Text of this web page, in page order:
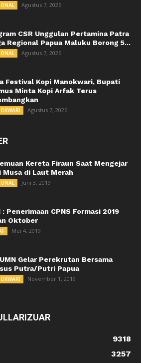
Agustus 7, 2026
CSR Unggulan Pertamina Patra
Regional Papua Maluku Borong 5...
Agustus 7, 2026
Festival Kopi Manokwari, Bupati
Minta Kopi Arfak Terus
Agustus 7, 2026
Kereta Firaun Saat Mengejar
Musa di Laut Merah
Juni 3, 2019
: Penerimaan CPNS Formasi 2019
Oktober
Mei 4, 2019
Gelar Perekrutan Bersama
Putra/Putri Papua
November 1, 2019
9318
3257